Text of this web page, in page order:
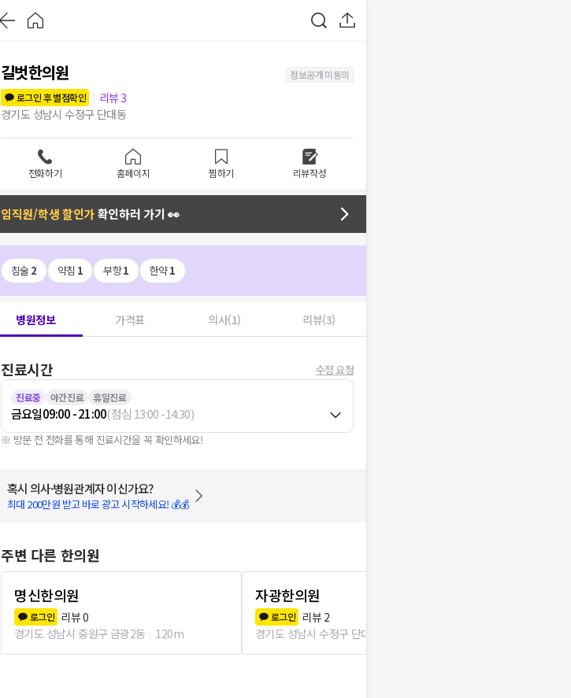
길벗한의원
정보공개 미동의
로그인 후 별점확인
리뷰 3
경기도 성남시 수정구 단대동
전화하기 홈페이지 찜하기 리뷰작성
임직원/학생 할인가확인하러 가기 👀
침술 2 약침 1 부항1 한약1
병원정보 가격표 의사(1) 리뷰(3)
진료시간 수정 요청
진료중 야간진료 휴일진료
금요일09:00 - 21:00(점심 13:00-14:30)
※ 방문 전 전화를 통해 진료시간을 꼭 확인하세요!
혹시 의사·병원관계자 이신가요?
최대 200만원 받고 바로 광고 시작하세요! 💰💰
주변 다른 한의원
명신한의원
로그인 리뷰0
경기도 성남시 중원구 금광2동
120m
자광한의원
로그인 리뷰 2
경기도 성남시 수정구 단대동